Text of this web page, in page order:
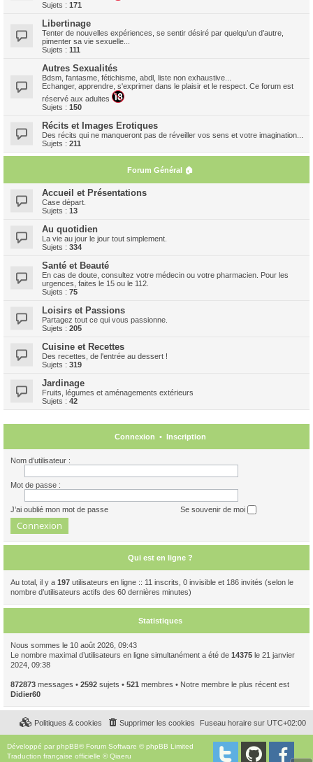
Sujets : 171
Libertinage
Tenter de nouvelles expériences, se sentir désiré par quelqu’un d’autre,
pimenter sa vie sexuelle...
Sujets : 111
Autres Sexualités
Bdsm, fantasme, fétichisme, abdl, liste non exhaustive...
Echanger, apprendre, s'exprimer dans le plaisir et le respect. Ce forum est
réservé aux adultes
Sujets : 150
Récits et Images Erotiques
Des récits qui ne manqueront pas de réveiller vos sens et votre imagination...
Sujets : 211
Forum Général 🏠
Accueil et Présentations
Case départ.
Sujets : 13
Au quotidien
La vie au jour le jour tout simplement.
Sujets : 334
Santé et Beauté
En cas de doute, consultez votre médecin ou votre pharmacien. Pour les
urgences, faites le 15 ou le 112.
Sujets : 75
Loisirs et Passions
Partagez tout ce qui vous passionne.
Sujets : 205
Cuisine et Recettes
Des recettes, de l'entrée au dessert !
Sujets : 319
Jardinage
Fruits, légumes et aménagements extérieurs
Sujets : 42
Connexion • Inscription
Nom d’utilisateur :
Mot de passe :
J’ai oublié mon mot de passe Se souvenir de moi
Qui est en ligne ?
Au total, il y a 197 utilisateurs en ligne :: 11 inscrits, 0 invisible et 186 invités (selon le
nombre d’utilisateurs actifs des 60 dernières minutes)
Statistiques
Nous sommes le 10 août 2026, 09:43
Le nombre maximal d’utilisateurs en ligne simultanément a été de 14375 le 21 janvier
2024, 09:38
872873 messages • 2592 sujets • 521 membres • Notre membre le plus récent est
Didier60
Fuseau horaire sur UTC+02:00
Supprimer les cookies
Politiques & cookies
Développé par phpBB® Forum Software © phpBB Limited
Traduction française officielle ©Qiaeru